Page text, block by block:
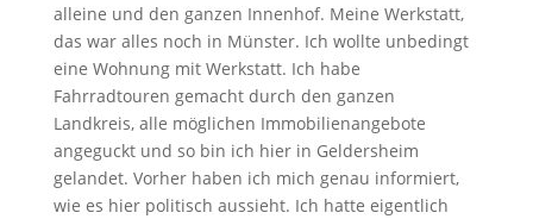
alleine und den ganzen Innenhof. Meine Werkstatt,
das war alles noch in Münster. Ich wollte unbedingt
eine Wohnung mit Werkstatt. Ich habe
Fahrradtouren gemacht durch den ganzen
Landkreis, alle möglichen Immobilienangebote
angeguckt und so bin ich hier in Geldersheim
gelandet. Vorher haben ich mich genau informiert,
wie es hier politisch aussieht. Ich hatte eigentlich